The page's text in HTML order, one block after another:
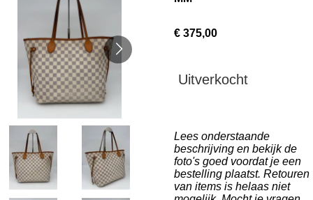
€ 375,00
Uitverkocht
Lees onderstaande
beschrijving en bekijk de
foto's goed voordat je een
bestelling plaatst. Retouren
van items is helaas niet